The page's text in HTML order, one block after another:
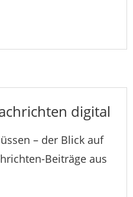
digital
– der Blick auf
Beiträge aus